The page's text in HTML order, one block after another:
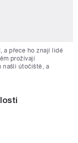
a přece ho znají lidé
prožívají
našli útočiště, a